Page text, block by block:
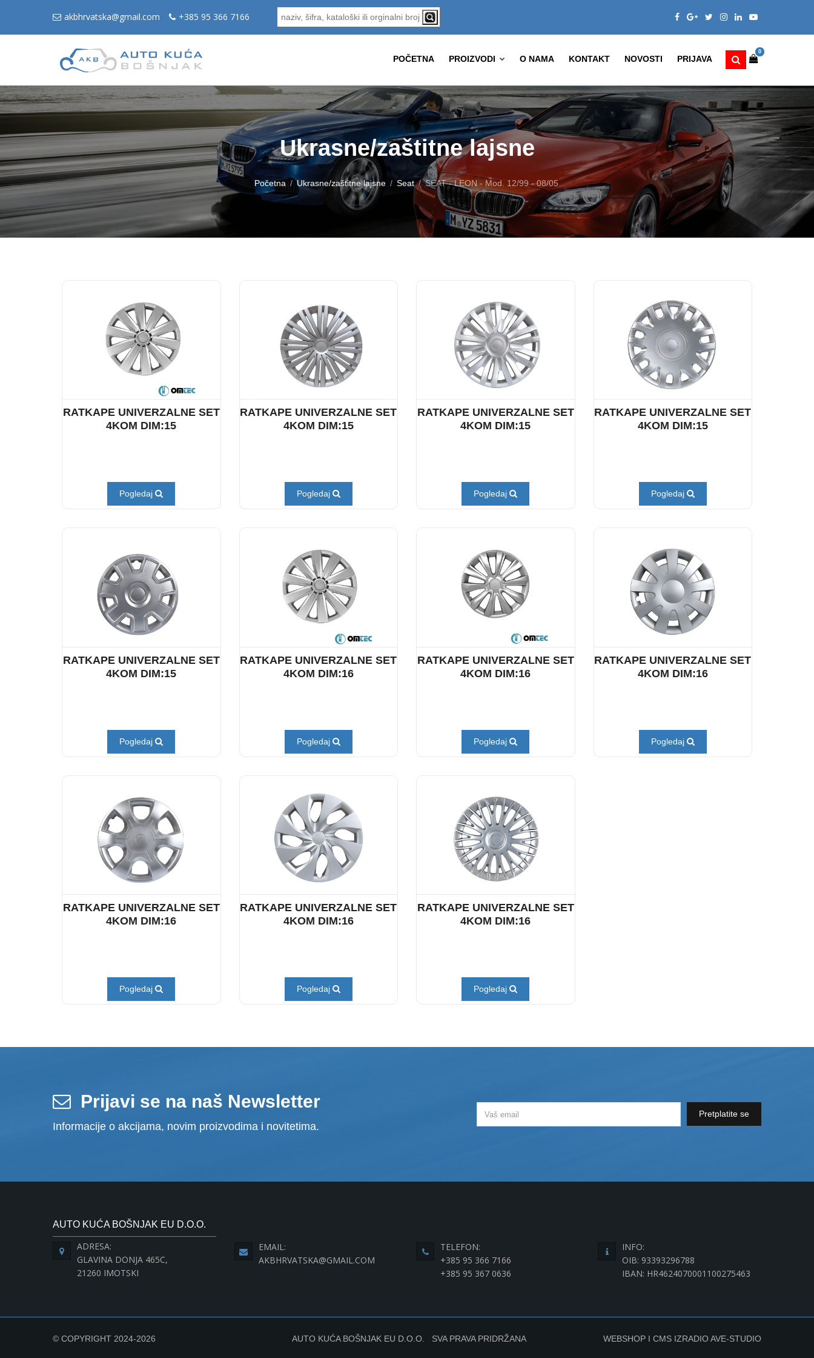
akbhrvatska@gmail.com +385 95 366 7166
0
POČETNA PROIZVODI O NAMA KONTAKT NOVOSTI PRIJAVA
Ukrasne/zaštitne lajsne
Početna Ukrasne/zaštitne lajsne Seat SEAT - LEON - Mod. 12/99 - 08/05
RATKAPE UNIVERZALNE SET
4KOM DIM:15
Pogledaj
RATKAPE UNIVERZALNE SET
4KOM DIM:15
Pogledaj
RATKAPE UNIVERZALNE SET
4KOM DIM:15
Pogledaj
RATKAPE UNIVERZALNE SET
4KOM DIM:15
Pogledaj
RATKAPE UNIVERZALNE SET
4KOM DIM:15
Pogledaj
RATKAPE UNIVERZALNE SET
4KOM DIM:16
Pogledaj
RATKAPE UNIVERZALNE SET
4KOM DIM:16
Pogledaj
RATKAPE UNIVERZALNE SET
4KOM DIM:16
Pogledaj
RATKAPE UNIVERZALNE SET
4KOM DIM:16
Pogledaj
RATKAPE UNIVERZALNE SET
4KOM DIM:16
Pogledaj
RATKAPE UNIVERZALNE SET
4KOM DIM:16
Pogledaj
Prijavi se na naš Newsletter
Informacije o akcijama, novim proizvodima i novitetima.
Pretplatite se
AUTO KUĆA BOŠNJAK EU D.O.O.
ADRESA:
GLAVINA DONJA 465C,
21260 IMOTSKI
EMAIL:
AKBHRVATSKA@GMAIL.COM
TELEFON:
+385 95 366 7166
+385 95 367 0636
INFO:
OIB: 93393296788
IBAN: HR4624070001100275463
© COPYRIGHT 2024-2026 AUTO KUĆA BOŠNJAK EU D.O.O. SVA PRAVA PRIDRŽANA WEBSHOP I CMS IZRADIOAVE-STUDIO